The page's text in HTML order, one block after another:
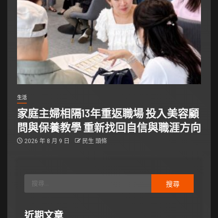
生活
家庭主婦相隔13年重返職場 投入美容顧
問與保養教學 重新找回自信與職涯方向
2026 年 8 月 9 日 民生 頭條
近期文章